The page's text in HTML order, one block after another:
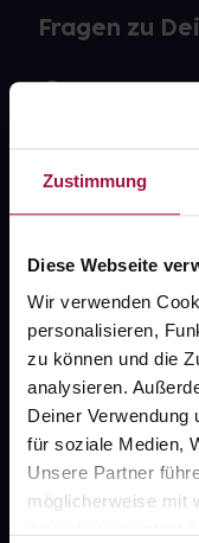
Zustimmung
Diese Webseite
Wir verwenden
personalisieren,
zu können und die
analysieren.
Deiner Verwendung
für soziale Medien,
Unsere Partner
möglicherweise mit
Fragen zu
gesund.de
Karriere